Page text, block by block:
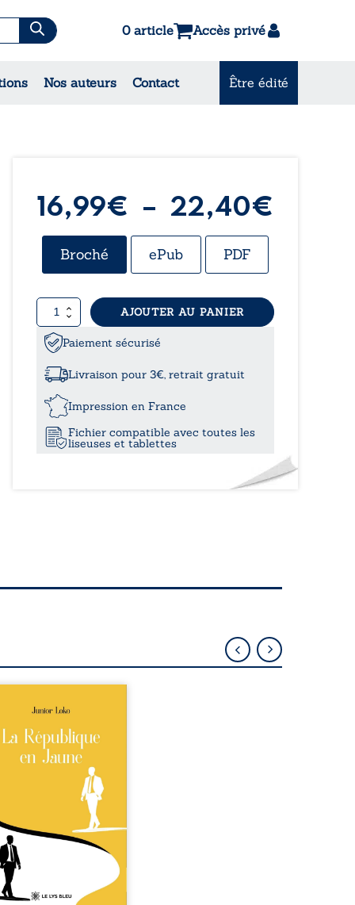
0 article Accès privé
Nos auteurs Contact Être édité
& Contes
16,99€ – 22,40€
Broché ePub PDF
quantité
de
Destins
commencement
AJOUTER AU PANIER
Paiement sécurisé
Livraison pour 3€, retrait gratuit
Impression en France
Fichier compatible avec toutes les
liseuses et tablettes
la naissance de
de races différentes
l’ordre établi :
est Noir et Junior est
bien que nés d’un
de Noirs. Très vite,
attire les médias
et transforme
blanc en une figure
sacrée, investie,
certains, d’une mission
Cependant, sous
couvert de ...